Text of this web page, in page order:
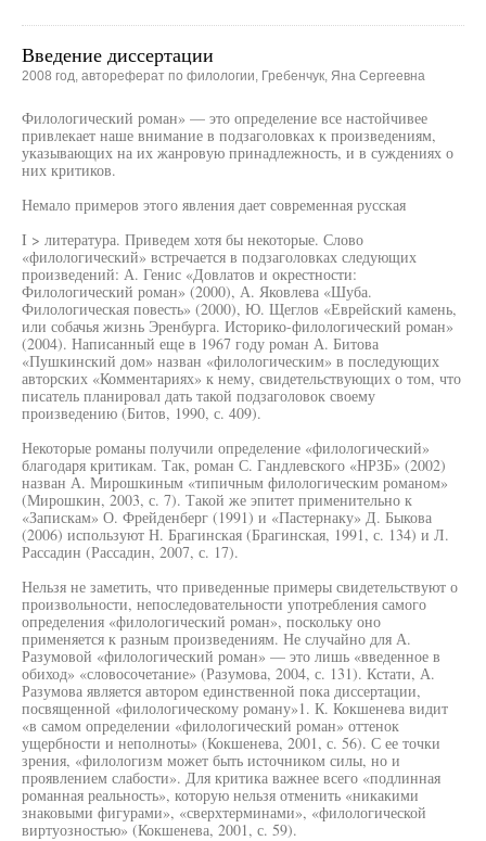
Введение диссертации
2008 год, автореферат по филологии, Гребенчук, Яна Сергеевна
Филологический роман» — это определение все настойчивее
привлекает наше внимание в подзаголовках к произведениям,
указывающих на их жанровую принадлежность, и в суждениях о
них критиков.
Немало примеров этого явления дает современная русская
I > литература. Приведем хотя бы некоторые. Слово
«филологический» встречается в подзаголовках следующих
произведений: А. Генис «Довлатов и окрестности:
Филологический роман» (2000), А. Яковлева «Шуба.
Филологическая повесть» (2000), Ю. Щеглов «Еврейский камень,
или собачья жизнь Эренбурга. Историко-филологический роман»
(2004). Написанный еще в 1967 году роман А. Битова
«Пушкинский дом» назван «филологическим» в последующих
авторских «Комментариях» к нему, свидетельствующих о том, что
писатель планировал дать такой подзаголовок своему
произведению (Битов, 1990, с. 409).
Некоторые романы получили определение «филологический»
благодаря критикам. Так, роман С. Гандлевского «НРЗБ» (2002)
назван А. Мирошкиным «типичным филологическим романом»
(Мирошкин, 2003, с. 7). Такой же эпитет применительно к
«Запискам» О. Фрейденберг (1991) и «Пастернаку» Д. Быкова
(2006) используют Н. Брагинская (Брагинская, 1991, с. 134) и Л.
Рассадин (Рассадин, 2007, с. 17).
Нельзя не заметить, что приведенные примеры свидетельствуют о
произвольности, непоследовательности употребления самого
определения «филологический роман», поскольку оно
применяется к разным произведениям. Не случайно для А.
Разумовой «филологический роман» — это лишь «введенное в
обиход» «словосочетание» (Разумова, 2004, с. 131). Кстати, А.
Разумова является автором единственной пока диссертации,
посвященной «филологическому роману»1. К. Кокшенева видит
«в самом определении «филологический роман» оттенок
ущербности и неполноты» (Кокшенева, 2001, с. 56). С ее точки
зрения, «филологизм может быть источником силы, но и
проявлением слабости». Для критика важнее всего «подлинная
романная реальность», которую нельзя отменить «никакими
знаковыми фигурами», «сверхтерминами», «филологической
виртуозностью» (Кокшенева, 2001, с. 59).